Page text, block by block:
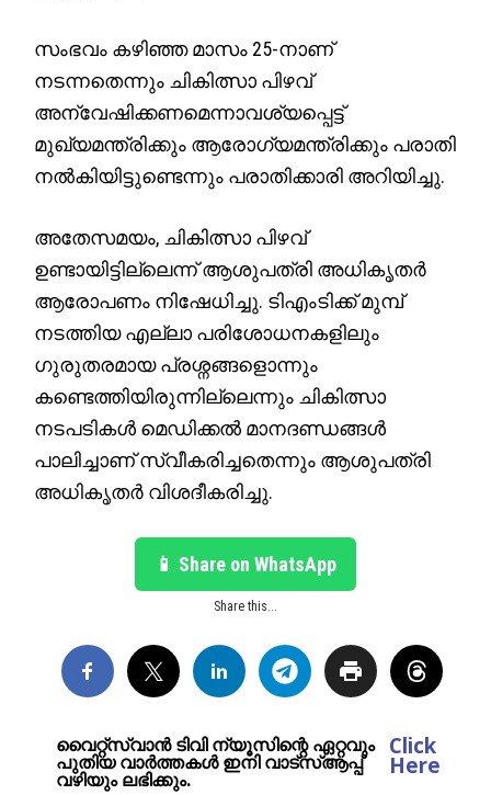
സംഭവം കഴിഞ്ഞ മാസം 25-നാണ്
നടന്നതെന്നും ചികിത്സാ പിഴവ്
അന്വേഷിക്കണമെന്നാവശ്യപ്പെട്ട്
മുഖ്യമന്ത്രിക്കും ആരോഗ്യമന്ത്രിക്കും പരാതി
നൽകിയിട്ടുണ്ടെന്നും പരാതിക്കാരി അറിയിച്ചു.
അതേസമയം, ചികിത്സാ പിഴവ്
ഉണ്ടായിട്ടില്ലെന്ന് ആശുപത്രി അധികൃതർ
ആരോപണം നിഷേധിച്ചു. ടിഎംടിക്ക് മുമ്പ്
നടത്തിയ എല്ലാ പരിശോധനകളിലും
ഗുരുതരമായ പ്രശ്നങ്ങളൊന്നും
കണ്ടെത്തിയിരുന്നില്ലെന്നും ചികിത്സാ
നടപടികൾ മെഡിക്കൽ മാനദണ്ഡങ്ങൾ
പാലിച്ചാണ് സ്വീകരിച്ചതെന്നും ആശുപത്രി
അധികൃതർ വിശദീകരിച്ചു.
📱 Share on WhatsApp
Share this...
വൈറ്റ്സ്വാൻ ടിവി ന്യൂസിന്റെ ഏറ്റവും
പുതിയ വാർത്തകൾ ഇനി വാട്സ്ആപ്പ്
വഴിയും ലഭിക്കും.
Click
Here